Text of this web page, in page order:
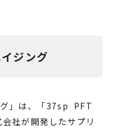
ジング
グ」は、「37sp PFT
社が開発したサプリ